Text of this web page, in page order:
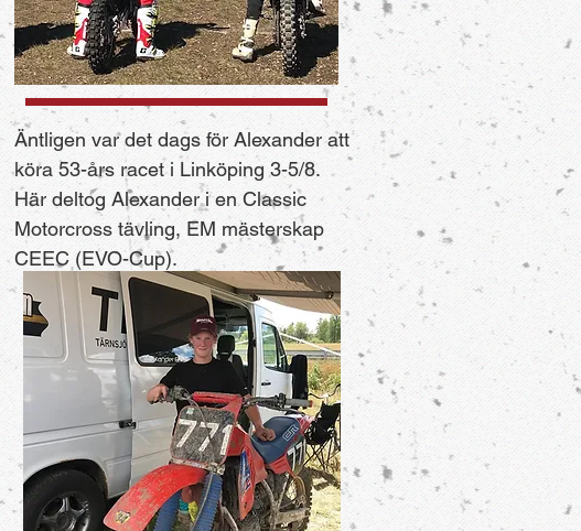
Äntligen var det dags för Alexander att
köra 53-års racet i Linköping 3-5/8.
Här deltog Alexander i en Classic
Motorcross tävling, EM mästerskap
CEEC (EVO-Cup).